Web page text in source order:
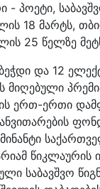
- პოეტი,
18 მარტს,
25 წელზე
და 12
ერთ-ერთი
საბავშვო